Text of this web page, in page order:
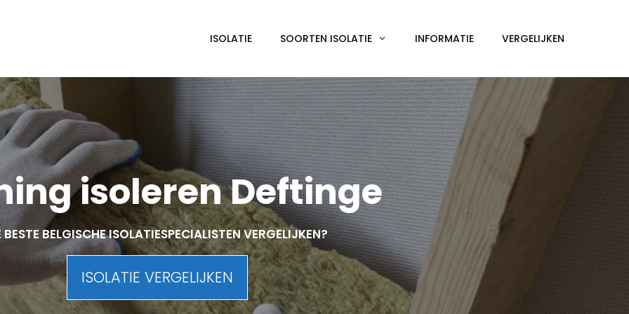
ISOLATIE SOORTEN ISOLATIE INFORMATIE VERGELIJKEN
isoleren Deftinge
BESTE BELGISCHE ISOLATIESPECIALISTEN VERGELIJKEN?
ISOLATIE VERGELIJKEN